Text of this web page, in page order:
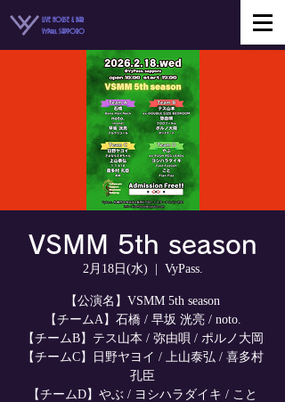
LIVE HOUSE & BAR
VyPass. SAPPORO
VSMM 5th season
2月18日(水) VyPass.
【公演名】VSMM 5th season
【チームA】石橋 / 早坂 洸亮 / noto.
【チームB】テス山本 / 弥由唄 / ポルノ大岡
【チームC】日野ヤヨイ / 上山泰弘 / 喜多村
孔臣
【チームD】やぶ / ヨシハラダイキ / こと